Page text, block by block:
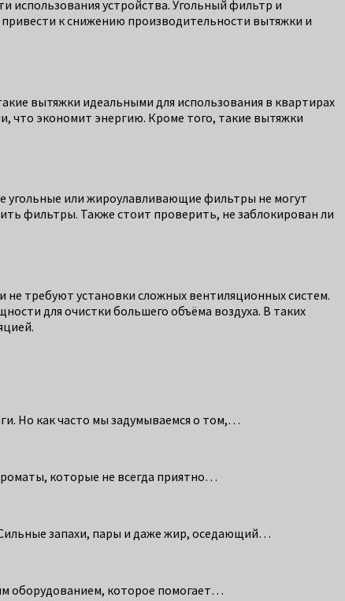
использования устройства. Угольный фильтр и
к снижению производительности вытяжки и
вытяжки идеальными для использования в квартирах
что экономит энергию. Кроме того, такие вытяжки
угольные или жироулавливающие фильтры не могут
фильтры. Также стоит проверить, не заблокирован ли
требуют установки сложных вентиляционных систем.
для очистки большего объёма воздуха. В таких
Но как часто мы задумываемся о том,…
которые не всегда приятно…
запахи, пары и даже жир, оседающий…
оборудованием, которое помогает…